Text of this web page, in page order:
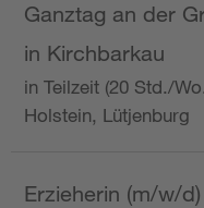
Ganztag an der
in Kirchbarkau
in Teilzeit (20 Std./
Holstein, Lütjenburg
Erzieherin (m/w/